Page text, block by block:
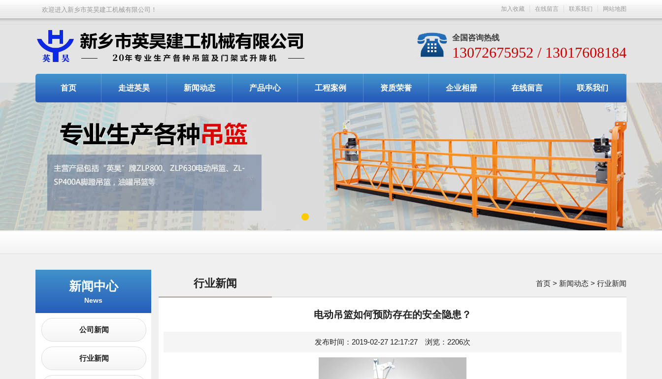
欢迎进入新乡市英昊建工机械有限公司！ 加入收藏 在线留言 联系我们 网站地图
全国咨询热线
13072675952 / 13017608184
首页 走进英昊 新闻动态 产品中心 工程案例 资质荣誉 企业相册 在线留言 联系我们
1
新闻中心
News
公司新闻
行业新闻
首页 > 新闻动态 > 行业新闻
行业新闻
电动吊篮如何预防存在的安全隐患？
发布时间：2019-02-27 12:17:27 浏览：2206次